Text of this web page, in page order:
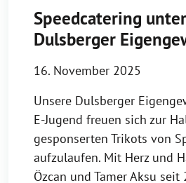
Speedcatering
Dulsberger
16. November 2025
Unsere Dulsberger
E-Jugend freuen sich zur
gesponserten Trikots von
aufzulaufen. Mit Herz und
Özcan und Tamer Aksu